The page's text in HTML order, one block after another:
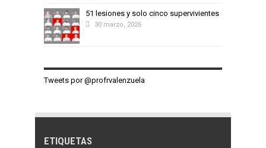
51 lesiones y solo cinco supervivientes
30 marzo, 2026
Tweets por @profrvalenzuela
ETIQUETAS